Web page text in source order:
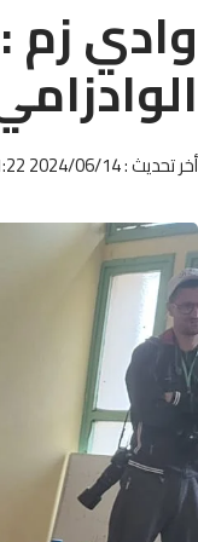
وادي زم
أخر تحديث : 2024/06/14 at 11:22 مساءً